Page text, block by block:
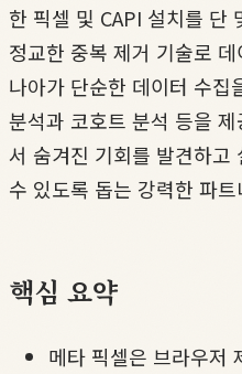
한 픽셀 및 CAPI 설치를 단
정교한 중복 제거 기술로
나아가 단순한 데이터 수집
분석과 코호트 분석 등을
서 숨겨진 기회를 발견하고
수 있도록 돕는 강력한 파
핵심 요약
메타 픽셀은 브라우저